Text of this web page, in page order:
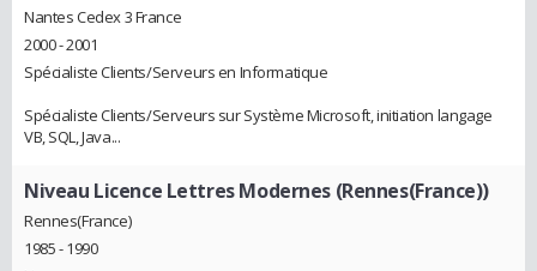
Nantes Cedex 3 France
2000 - 2001
Spécialiste Clients/Serveurs en Informatique
Spécialiste Clients/Serveurs sur Système Microsoft, initiation langage
VB, SQL, Java...
Niveau Licence Lettres Modernes (Rennes(France))
Rennes(France)
1985 - 1990